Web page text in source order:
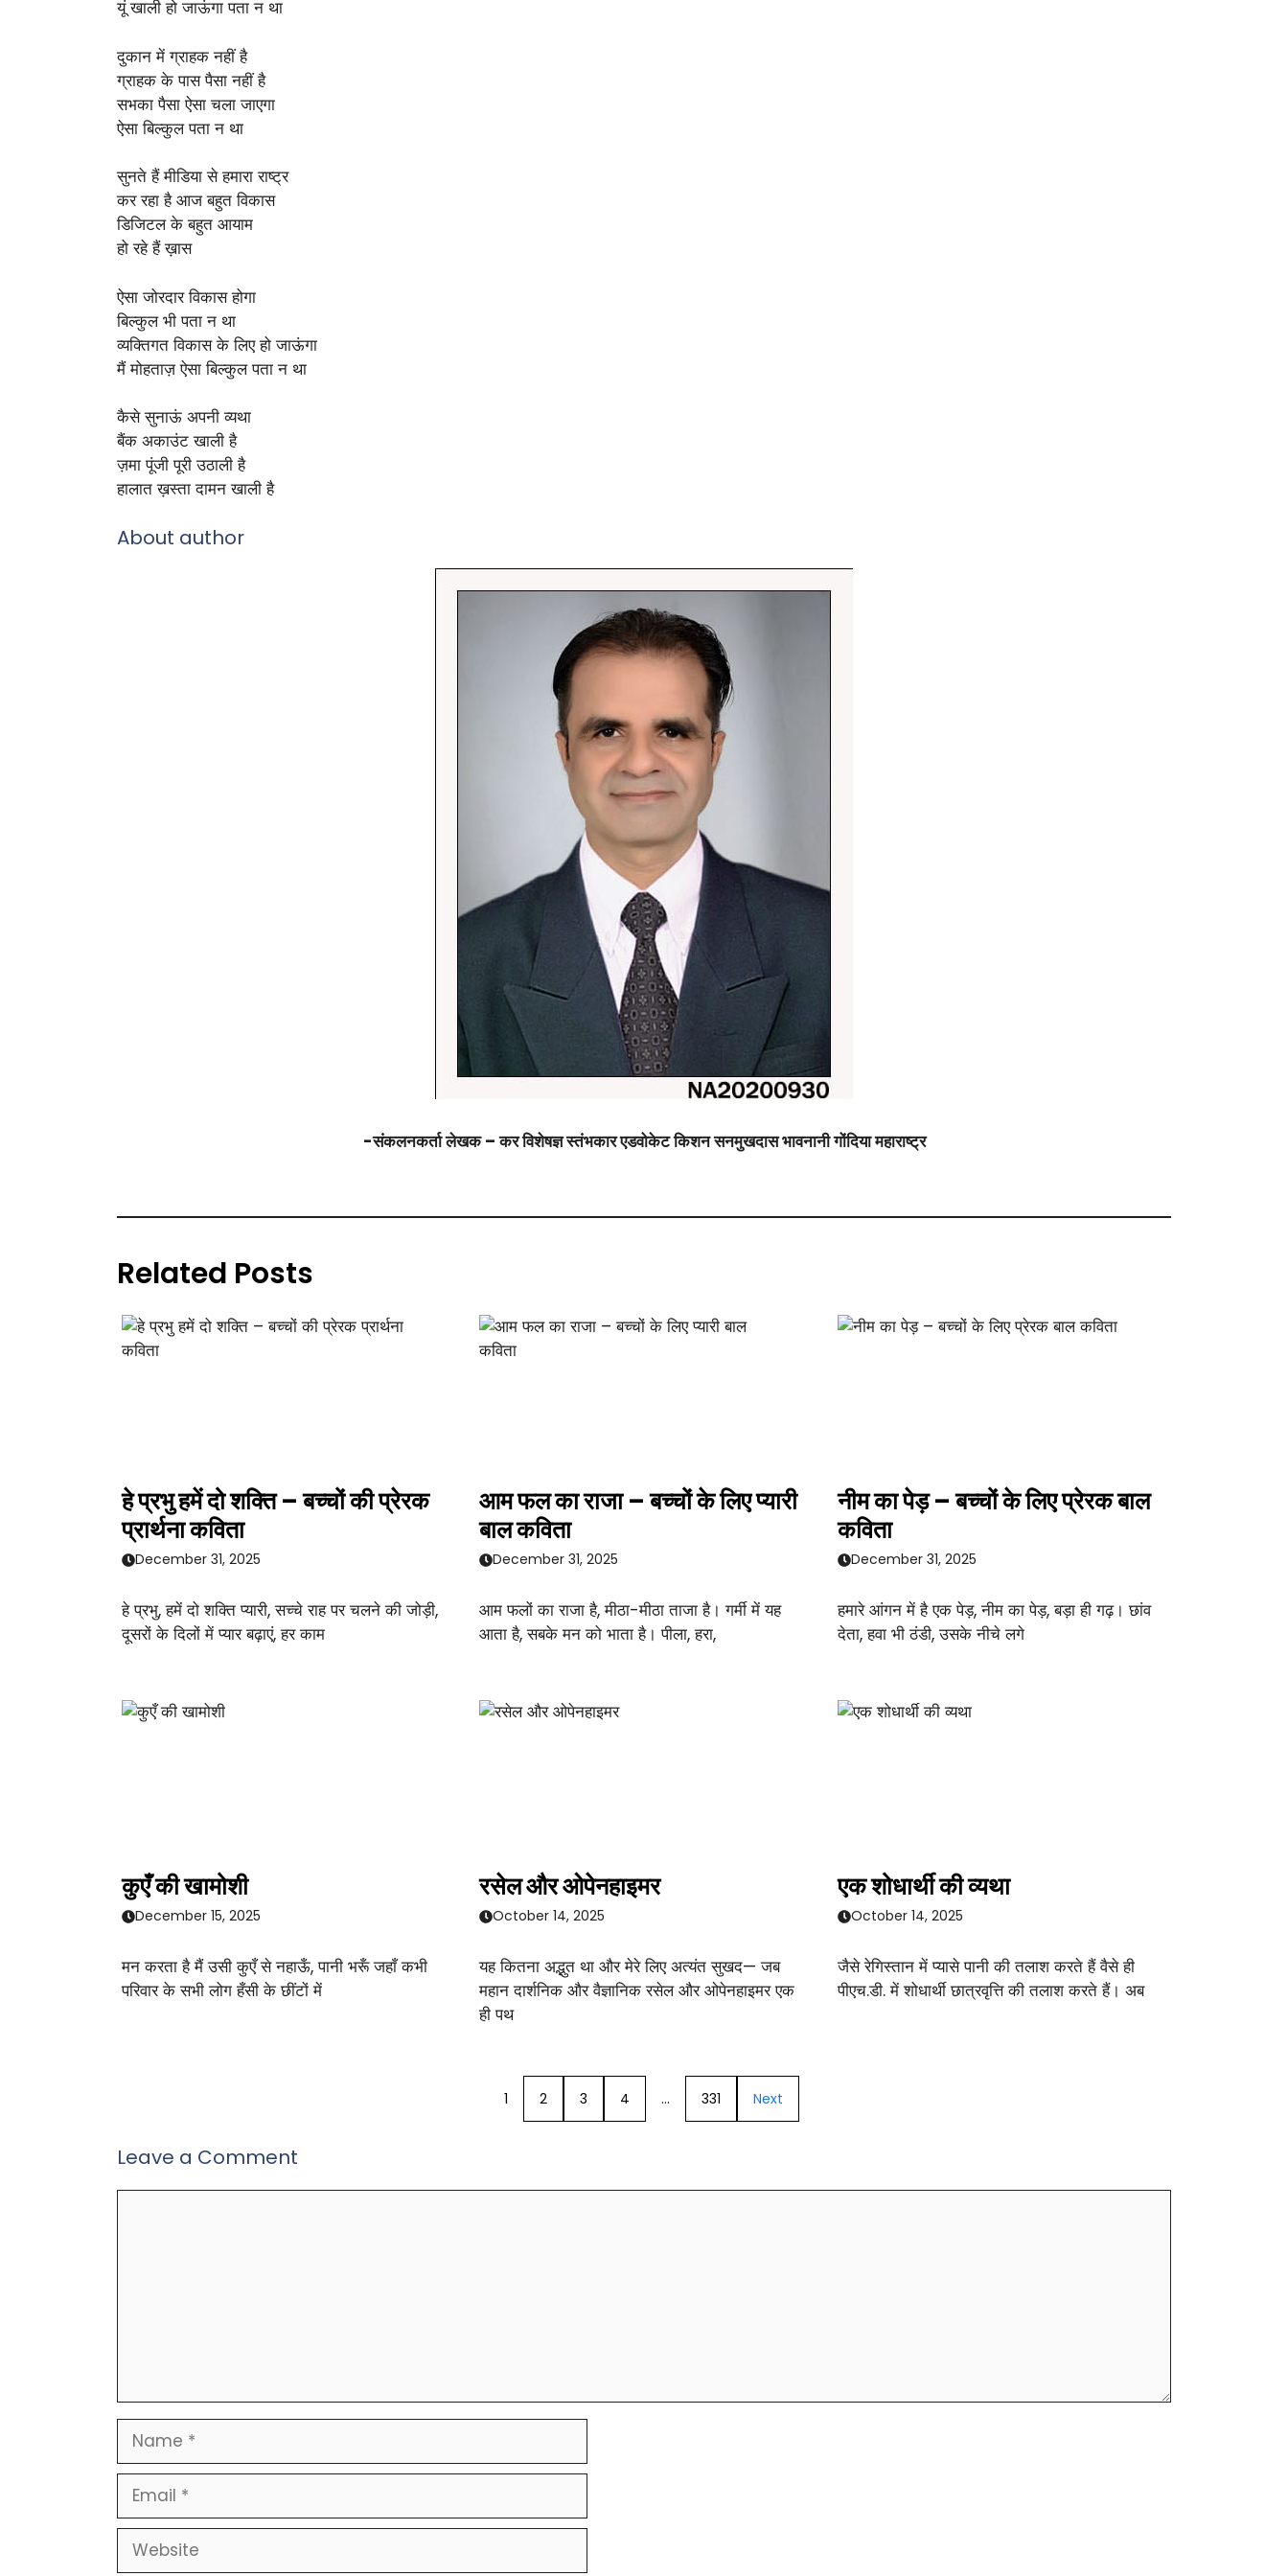
यूं खाली हो जाऊंगा पता न था
दुकान में ग्राहक नहीं है
ग्राहक के पास पैसा नहीं है
सभका पैसा ऐसा चला जाएगा
ऐसा बिल्कुल पता न था
सुनते हैं मीडिया से हमारा राष्ट्र
कर रहा है आज बहुत विकास
डिजिटल के बहुत आयाम
हो रहे हैं ख़ास
ऐसा जोरदार विकास होगा
बिल्कुल भी पता न था
व्यक्तिगत विकास के लिए हो जाऊंगा
मैं मोहताज़ ऐसा बिल्कुल पता न था
कैसे सुनाऊं अपनी व्यथा
बैंक अकाउंट खाली है
ज़मा पूंजी पूरी उठाली है
हालात ख़स्ता दामन खाली है
About author
-संकलनकर्ता लेखक – कर विशेषज्ञ स्तंभकार एडवोकेट किशन सनमुखदास भावनानी गोंदिया महाराष्ट्र
Related Posts
हे प्रभु हमें दो शक्ति – बच्चों की प्रेरक
प्रार्थना कविता
December 31, 2025
हे प्रभु, हमें दो शक्ति प्यारी, सच्चे राह पर चलने की जोड़ी,
दूसरों के दिलों में प्यार बढ़ाएं, हर काम
आम फल का राजा – बच्चों के लिए प्यारी
बाल कविता
December 31, 2025
आम फलों का राजा है, मीठा-मीठा ताजा है। गर्मी में यह
आता है, सबके मन को भाता है। पीला, हरा,
नीम का पेड़ – बच्चों के लिए प्रेरक बाल
कविता
December 31, 2025
हमारे आंगन में है एक पेड़, नीम का पेड़, बड़ा ही गढ़। छांव
देता, हवा भी ठंडी, उसके नीचे लगे
कुएँ की खामोशी
December 15, 2025
मन करता है मैं उसी कुएँ से नहाऊँ, पानी भरूँ जहाँ कभी
परिवार के सभी लोग हँसी के छींटों में
रसेल और ओपेनहाइमर
October 14, 2025
यह कितना अद्भुत था और मेरे लिए अत्यंत सुखद— जब
महान दार्शनिक और वैज्ञानिक रसेल और ओपेनहाइमर एक
ही पथ
एक शोधार्थी की व्यथा
October 14, 2025
जैसे रेगिस्तान में प्यासे पानी की तलाश करते हैं वैसे ही
पीएच.डी. में शोधार्थी छात्रवृत्ति की तलाश करते हैं। अब
1 2 3 4 … 331 Next
Leave a Comment
Name
Email
Website